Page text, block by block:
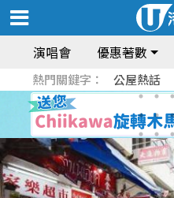
演唱會 優惠著數
熱門關鍵字： 公屋熱話